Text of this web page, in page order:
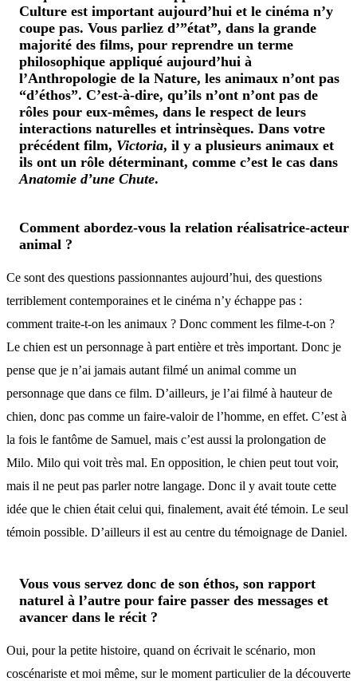
Culture est important aujourd’hui et le cinéma n’y
coupe pas. Vous parliez d’”état”, dans la grande
majorité des films, pour reprendre un terme
philosophique appliqué aujourd’hui à
l’Anthropologie de la Nature, les animaux n’ont pas
“d’éthos”. C’est-à-dire, qu’ils n’ont n’ont pas de
rôles pour eux-mêmes, dans le respect de leurs
interactions naturelles et intrinsèques. Dans votre
précédent film, Victoria, il y a plusieurs animaux et
ils ont un rôle déterminant, comme c’est le cas dans
Anatomie d’une Chute.
Comment abordez-vous la relation réalisatrice-acteur
animal ?
Ce sont des questions passionnantes aujourd’hui, des questions
terriblement contemporaines et le cinéma n’y échappe pas :
comment traite-t-on les animaux ? Donc comment les filme-t-on ?
Le chien est un personnage à part entière et très important. Donc je
pense que je n’ai jamais autant filmé un animal comme un
personnage que dans ce film. D’ailleurs, je l’ai filmé à hauteur de
chien, donc pas comme un faire-valoir de l’homme, en effet. C’est à
la fois le fantôme de Samuel, mais c’est aussi la prolongation de
Milo. Milo qui voit très mal. En opposition, le chien peut tout voir,
mais il ne peut pas parler notre langage. Donc il y avait toute cette
idée que le chien était celui qui, finalement, avait été témoin. Le seul
témoin possible. D’ailleurs il est au centre du témoignage de Daniel.
Vous vous servez donc de son éthos, son rapport
naturel à l’autre pour faire passer des messages et
avancer dans le récit ?
Oui, pour la petite histoire, quand on écrivait le scénario, mon
coscénariste et moi même, sur le moment particulier de la découverte